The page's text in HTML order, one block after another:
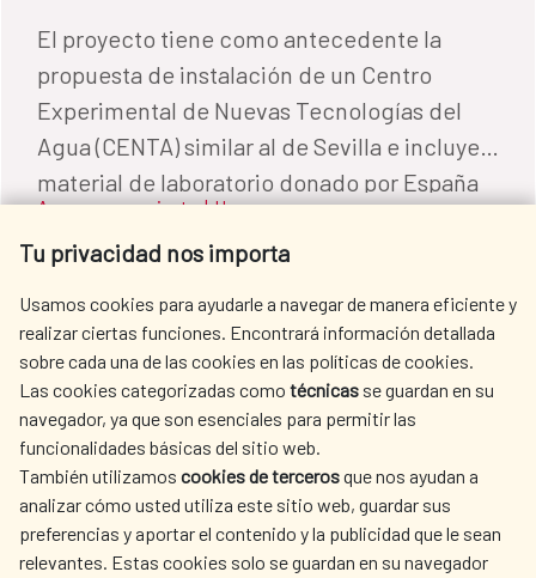
El proyecto tiene como antecedente la
propuesta de instalación de un Centro
Experimental de Nuevas Tecnologías del
Agua (CENTA) similar al de Sevilla e incluye
material de laboratorio donado por España
Agua y saneamiento | Uruguay
Tu privacidad nos importa
Usamos cookies para ayudarle a navegar de manera eficiente y
realizar ciertas funciones. Encontrará información detallada
sobre cada una de las cookies en las políticas de cookies.
Las cookies categorizadas como técnicas se guardan en su
navegador, ya que son esenciales para permitir las
funcionalidades básicas del sitio web.
También utilizamos cookies de tercerosque nos ayudan a
analizar cómo usted utiliza este sitio web, guardar sus
preferencias y aportar el contenido y la publicidad que le sean
relevantes. Estas cookies solo se guardan en su navegador